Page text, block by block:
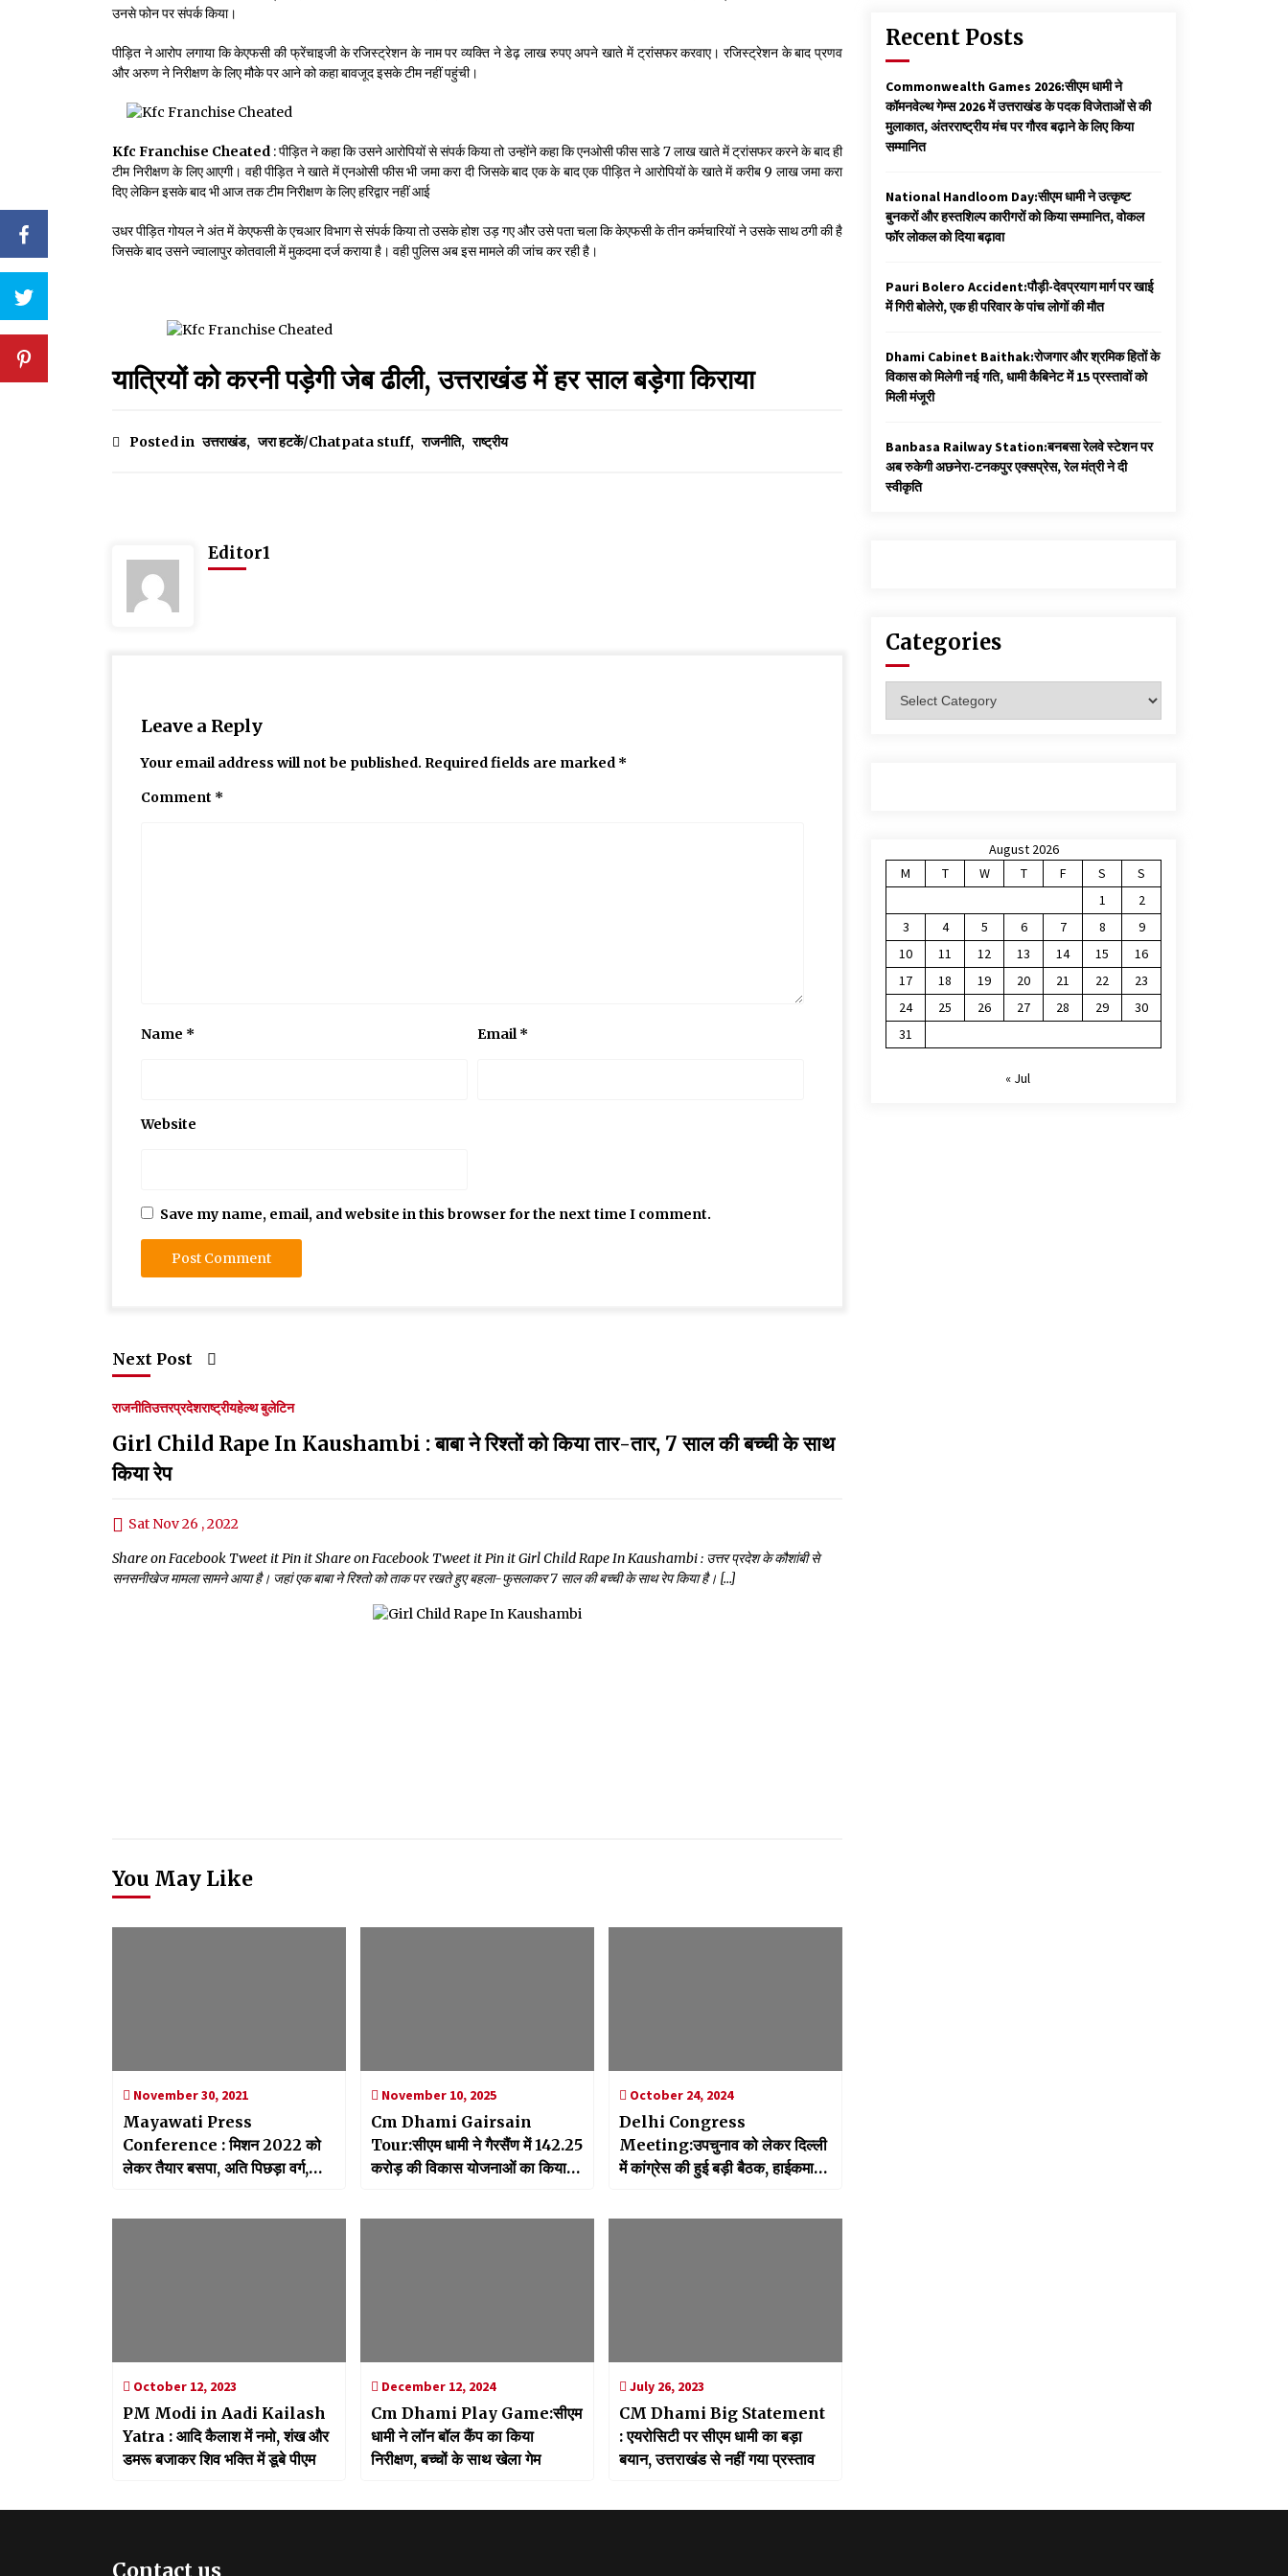
उनसे फोन पर संपर्क किया।
पीड़ित ने आरोप लगाया कि केएफसी की फ्रेंचाइजी के रजिस्ट्रेशन के नाम पर व्यक्ति ने डेढ़ लाख रुपए अपने खाते में ट्रांसफर करवाए। रजिस्ट्रेशन के बाद प्रणव
और अरुण ने निरीक्षण के लिए मौके पर आने को कहा बावजूद इसके टीम नहीं पहुंची।
Kfc Franchise Cheated : पीड़ित ने कहा कि उसने आरोपियों से संपर्क किया तो उन्होंने कहा कि एनओसी फीस साडे 7 लाख खाते में ट्रांसफर करने के बाद ही
टीम निरीक्षण के लिए आएगी। वही पीड़ित ने खाते में एनओसी फीस भी जमा करा दी जिसके बाद एक के बाद एक पीड़ित ने आरोपियों के खाते में करीब 9 लाख जमा करा
दिए लेकिन इसके बाद भी आज तक टीम निरीक्षण के लिए हरिद्वार नहीं आई
उधर पीड़ित गोयल ने अंत में केएफसी के एचआर विभाग से संपर्क किया तो उसके होश उड़ गए और उसे पता चला कि केएफसी के तीन कर्मचारियों ने उसके साथ ठगी की है
जिसके बाद उसने ज्वालापुर कोतवाली में मुकदमा दर्ज कराया है। वही पुलिस अब इस मामले की जांच कर रही है।
यात्रियों को करनी पड़ेगी जेब ढीली, उत्तराखंड में हर साल बड़ेगा किराया
Posted in उत्तराखंड, जरा हटकें/Chatpata stuff, राजनीति, राष्ट्रीय
Editor1
Leave a Reply
Your email address will not be published. Required fields are marked *
Comment *
Name * Email*
Website
Save my name, email, and website in this browser for the next time I comment.
Next Post
राजनीतिउत्तरप्रदेशराष्ट्रीयहेल्थ बुलेटिन
Girl Child Rape In Kaushambi : बाबा ने रिश्तों को किया तार-तार, 7 साल की बच्ची के साथ
किया रेप
Sat Nov 26 , 2022
Share on Facebook Tweet it Pin it Share on Facebook Tweet it Pin it Girl Child Rape In Kaushambi : उत्तर प्रदेश के कौशांबी से
सनसनीखेज मामला सामने आया है। जहां एक बाबा ने रिश्तो को ताक पर रखते हुए बहला-फुसलाकर 7 साल की बच्ची के साथ रेप किया है। […]
You May Like
November 30, 2021
Mayawati Press
Conference : मिशन 2022 को
लेकर तैयार बसपा, अति पिछड़ा वर्ग,
किया शुरू.
November 10, 2025
Cm Dhami Gairsain
Tour:सीएम धामी ने गैरसैंण में 142.25
करोड़ की विकास योजनाओं का किया
के शहीदों को दी श्रद्धांजलि
October 24, 2024
Delhi Congress
Meeting:उपचुनाव को लेकर दिल्ली
में कांग्रेस की हुई बड़ी बैठक, हाईकमान
October 12, 2023
PM Modi in Aadi Kailash
Yatra : आदि कैलाश में नमो, शंख और
डमरू बजाकर शिव भक्ति में डूबे पीएम
December 12, 2024
Cm Dhami Play Game:सीएम
धामी ने लॉन बॉल कैंप का किया
निरीक्षण, बच्चों के साथ खेला गेम
July 26, 2023
CM Dhami Big Statement
: एयरोसिटी पर सीएम धामी का बड़ा
बयान, उत्तराखंड से नहीं गया प्रस्ताव
Recent Posts
Commonwealth Games 2026:सीएम धामी ने
कॉमनवेल्थ गेम्स 2026 में उत्तराखंड के पदक विजेताओं से की
मुलाकात, अंतरराष्ट्रीय मंच पर गौरव बढ़ाने के लिए किया
सम्मानित
National Handloom Day:सीएम धामी ने उत्कृष्ट
बुनकरों और हस्तशिल्प कारीगरों को किया सम्मानित, वोकल
फॉर लोकल को दिया बढ़ावा
Pauri Bolero Accident:पौड़ी-देवप्रयाग मार्ग पर खाई
में गिरी बोलेरो, एक ही परिवार के पांच लोगों की मौत
Dhami Cabinet Baithak:रोजगार और श्रमिक हितों के
विकास को मिलेगी नई गति, धामी कैबिनेट में 15 प्रस्तावों को
मिली मंजूरी
Banbasa Railway Station:बनबसा रेलवे स्टेशन पर
अब रुकेगी अछनेरा-टनकपुर एक्सप्रेस, रेल मंत्री ने दी
स्वीकृति
Categories
August 2026
M
T W T F S
S
1
2
3
4 5 6 7 8
9
10
11 12 13 14 15
16
17
18 19 20 21 22
23
24
25 26 27 28 29
30
31
« Jul
Contact us